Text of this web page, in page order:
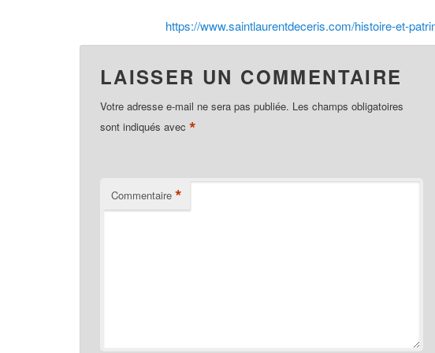
https://www.saintlaurentdeceris.com/histoire-et-
LAISSER UN COMMENTAIRE
Votre adresse e-mail ne sera pas publiée. Les champs obligatoires
sont indiqués avec *
Commentaire *